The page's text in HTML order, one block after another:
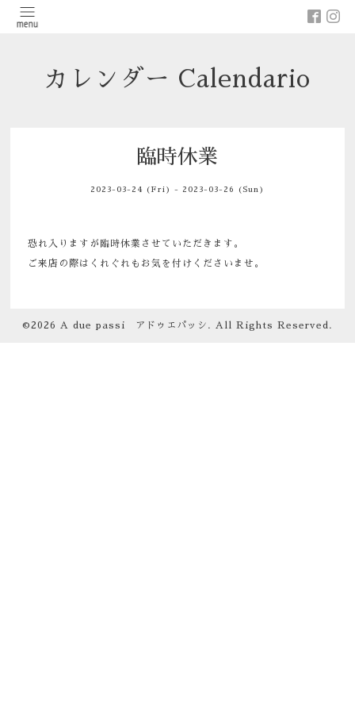
カレンダー Calendario
臨時休業
2023-03-24 (Fri) - 2023-03-26 (Sun)
恐れ入りますが臨時休業させていただきます。
ご来店の際はくれぐれもお気を付けくださいませ。
©2026 A due passi アドゥエパッシ . All Rights Reserved.